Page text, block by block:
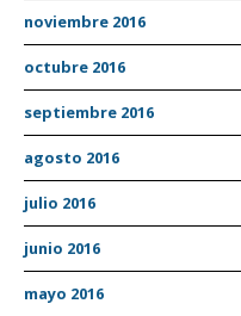
noviembre 2016
octubre 2016
septiembre 2016
agosto 2016
julio 2016
junio 2016
mayo 2016